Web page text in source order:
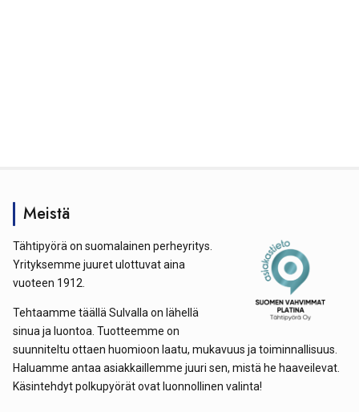
Meistä
Tähtipyörä on suomalainen perheyritys.
Yrityksemme juuret ulottuvat aina
vuoteen 1912.
Tehtaamme täällä Sulvalla on lähellä
sinua ja luontoa. Tuotteemme on
suunniteltu ottaen huomioon laatu, mukavuus ja toiminnallisuus.
Haluamme antaa asiakkaillemme juuri sen, mistä he haaveilevat.
Käsintehdyt polkupyörät ovat luonnollinen valinta!